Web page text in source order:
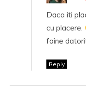
Daca iti
cu placere.
faine
Reply